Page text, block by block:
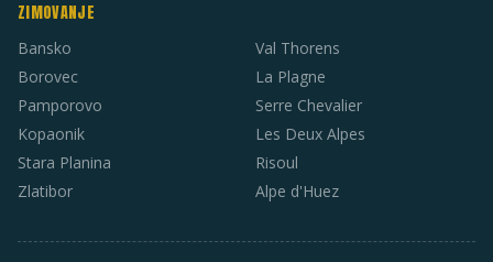
ZIMOVANJE
Bansko
Borovec
Pamporovo
Kopaonik
Stara Planina
Zlatibor
Val Thorens
La Plagne
Serre Chevalier
Les Deux Alpes
Risoul
Alpe d'Huez